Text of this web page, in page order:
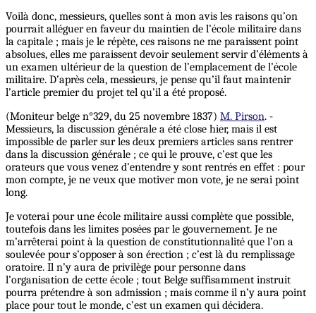
Voilà donc, messieurs, quelles sont à mon avis les raisons qu’on
pourrait alléguer en faveur du maintien de l’école militaire dans
la capitale ; mais je le répète, ces raisons ne me paraissent point
absolues, elles me paraissent devoir seulement servir d’éléments à
un examen ultérieur de la question de l’emplacement de l’école
militaire. D’après cela, messieurs, je pense qu’il faut maintenir
l’article premier du projet tel qu’il a été proposé.
(Moniteur belge n°329, du 25 novembre 1837) M. Pirson. -
Messieurs, la discussion générale a été close hier, mais il est
impossible de parler sur les deux premiers articles sans rentrer
dans la discussion générale ; ce qui le prouve, c’est que les
orateurs que vous venez d’entendre y sont rentrés en effet : pour
mon compte, je ne veux que motiver mon vote, je ne serai point
long.
Je voterai pour une école militaire aussi complète que possible,
toutefois dans les limites posées par le gouvernement. Je ne
m’arrêterai point à la question de constitutionnalité que l’on a
soulevée pour s’opposer à son érection ; c’est là du remplissage
oratoire. Il n’y aura de privilège pour personne dans
l’organisation de cette école ; tout Belge suffisamment instruit
pourra prétendre à son admission ; mais comme il n’y aura point
place pour tout le monde, c’est un examen qui décidera.